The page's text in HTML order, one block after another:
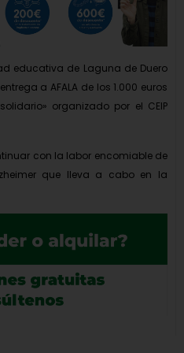
educativa de Laguna de Duero
a AFALA de los 1.000 euros
organizado por el CEIP
con la labor encomiable de
que lleva a cabo en la